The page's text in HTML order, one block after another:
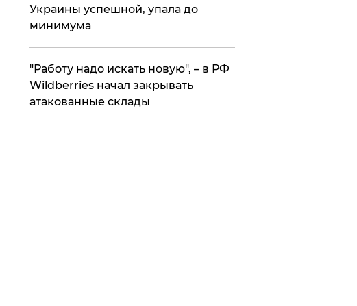
Украины успешной, упала до
минимума
"Работу надо искать новую", – в РФ
Wildberries начал закрывать
атакованные склады